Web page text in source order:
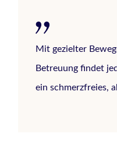
Mit gezielter
Betreuung findet
ein schmerzfreies,